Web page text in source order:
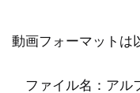
動画フォーマットは
ファイル名：アル